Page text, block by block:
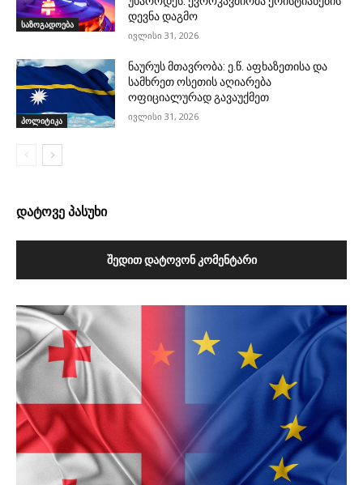
საზოგადოება
დევნა დაგმო
ივლისი 31, 2026
პოლიტიკა
ნაურუს მთავრობა: ე.წ. აფხაზეთისა და
სამხრეთ ოსეთის აღიარება
ოფიციალურად გავაუქმეთ
ივლისი 31, 2026
დატოვე პასუხი
ᲨᲔᲓᲘᲗ ᲓᲐᲢᲝᲕᲝᲜ ᲙᲝᲛᲔᲜᲢᲐᲠᲘ